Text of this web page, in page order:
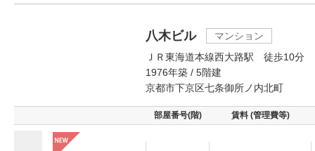
八木ビル
マンション
ＪＲ東海道本線西大路駅 徒歩10分
1976年築 / 5階建
京都市下京区七条御所ノ内北町
部屋番号(階) 賃料 (管理費等)